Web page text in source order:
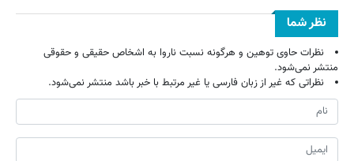
نظر شما
نظرات حاوی توهین و هرگونه نسبت ناروا به اشخاص حقیقی و حقوقی
منتشر نمی‌شود.
نظراتی که غیر از زبان فارسی یا غیر مرتبط با خبر باشد منتشر نمی‌شود.